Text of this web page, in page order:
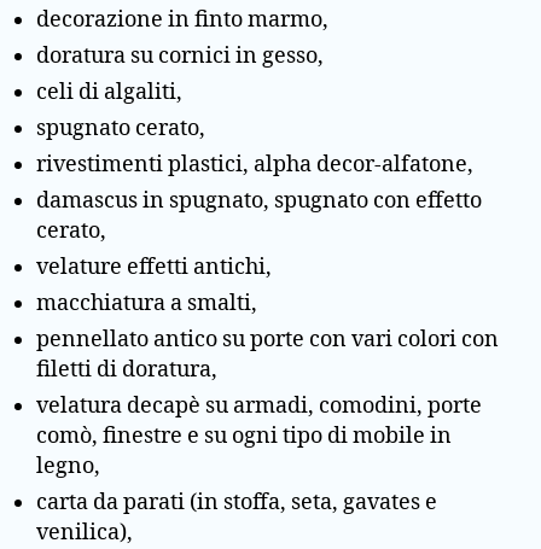
decorazione in finto marmo,
doratura su cornici in gesso,
celi di algaliti,
spugnato cerato,
rivestimenti plastici, alpha decor-alfatone,
damascus in spugnato, spugnato con effetto
cerato,
velature effetti antichi,
macchiatura a smalti,
pennellato antico su porte con vari colori con
filetti di doratura,
velatura decapè su armadi, comodini, porte
comò, finestre e su ogni tipo di mobile in
legno,
carta da parati (in stoffa, seta, gavates e
venilica),